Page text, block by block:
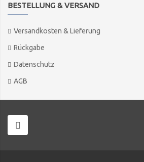
BESTELLUNG & VERSAND
Versandkosten & Lieferung
Rückgabe
Datenschutz
AGB